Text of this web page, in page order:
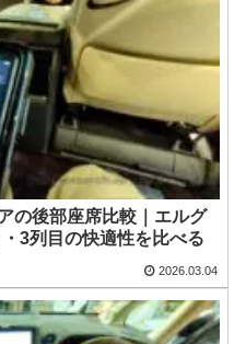
の後部座席比較｜エルグ
3列目の快適性を比べる
2026.03.04